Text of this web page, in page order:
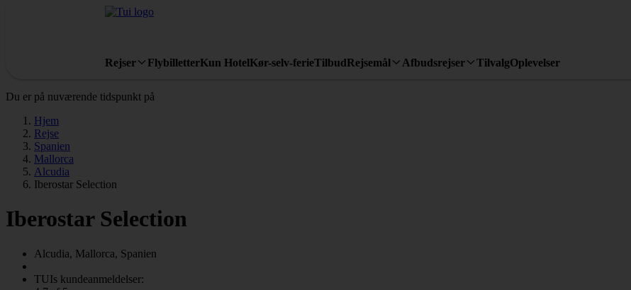
Rejser FlybilletterKun HotelKør-selv-ferieTilbudRejsemål Afbudsrejser TilvalgOplevelser
Du er på nuværende tidspunkt på
Hjem
Rejse
Spanien
Mallorca
Alcudia
Iberostar Selection
Iberostar Selection
Alcudia, Mallorca, Spanien
TUIs kundeanmeldelser: